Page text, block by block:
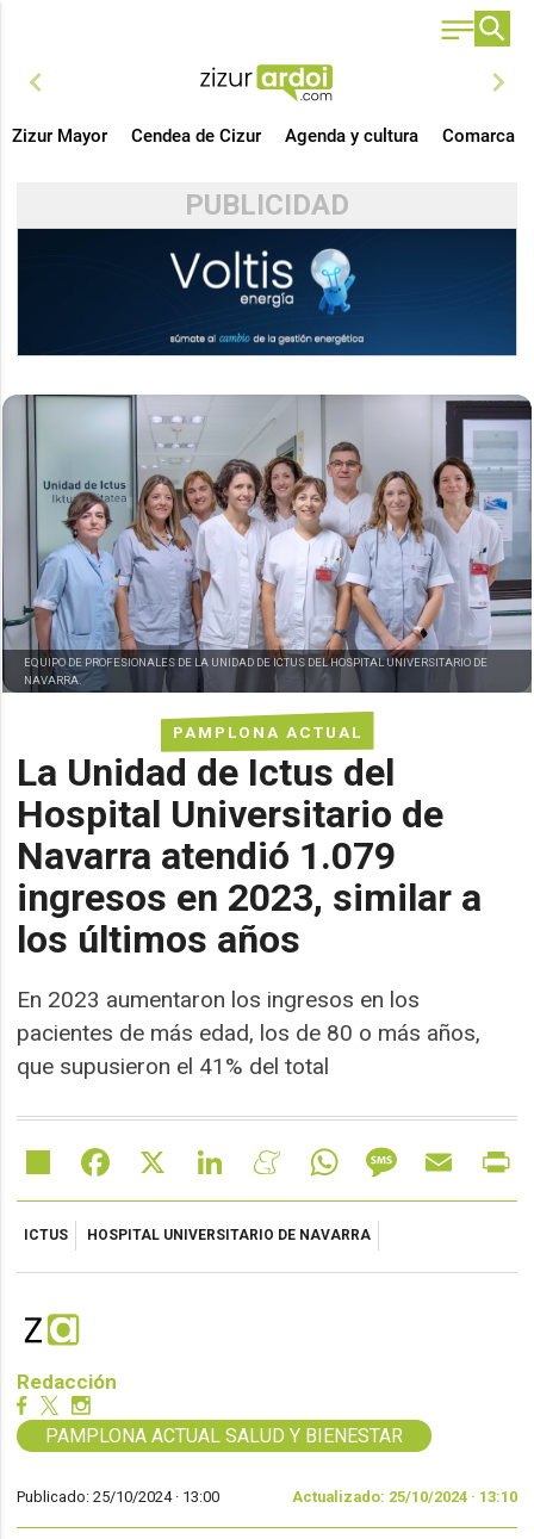
chevron_left chevron_right
Zizur Mayor Cendea de Cizur Agenda y cultura Comarca
PUBLICIDAD
PAMPLONA ACTUAL
La Unidad de Ictus del
Hospital Universitario de
Navarra atendió 1.079
ingresos en 2023, similar a
los últimos años
En 2023 aumentaron los ingresos en los
pacientes de más edad, los de 80 o más años,
que supusieron el 41% del total
EQUIPO DE PROFESIONALES DE LA UNIDAD DE ICTUS DEL HOSPITAL UNIVERSITARIO DE
NAVARRA.
Share Facebook LinkedIn MeneameWhatsAppMessageEmail
ICTUS HOSPITAL UNIVERSITARIO DE NAVARRA
Redacción
PAMPLONA ACTUAL SALUD Y BIENESTAR
Publicado: 25/10/2024 · 13:00 Actualizado: 25/10/2024 · 13:10